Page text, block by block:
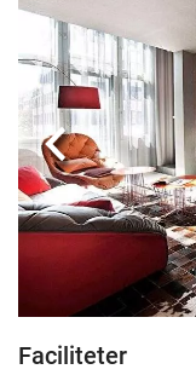
Previous
Faciliteter